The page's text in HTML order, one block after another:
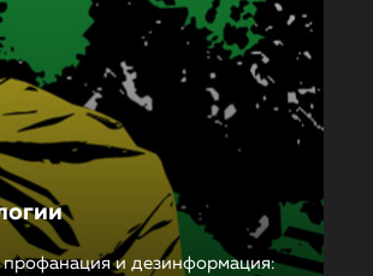
профанация и дезинформация: